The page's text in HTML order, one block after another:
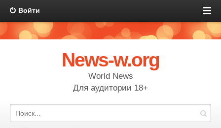
Войти
News-w.org
World News
Для аудитории 18+